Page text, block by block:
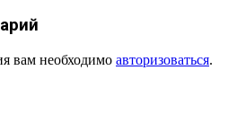
вам необходимо авторизоваться.